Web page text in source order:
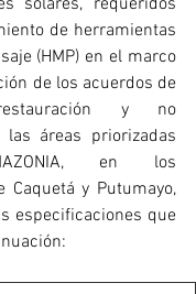
solares, requeridos
de herramientas
(HMP) en el marco
de los acuerdos de
restauración y no
las áreas priorizadas
en los
Caquetá y Putumayo,
especificaciones que